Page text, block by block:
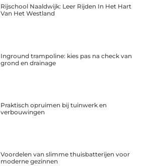
Rijschool Naaldwijk: Leer Rijden In Het Hart
Van Het Westland
Inground trampoline: kies pas na check van
grond en drainage
Praktisch opruimen bij tuinwerk en
verbouwingen
Voordelen van slimme thuisbatterijen voor
moderne gezinnen